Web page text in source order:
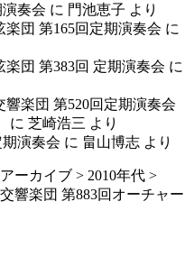
奏会 に 門池恵子 より
団 第165回定期演奏会 に
団 第383回 定期演奏会 に
楽団 第520回定期演奏会
に 芝崎浩三 より
演奏会 に 畠山博志 より
ーカイブ > 2010年代 >
響楽団 第883回オーチャー